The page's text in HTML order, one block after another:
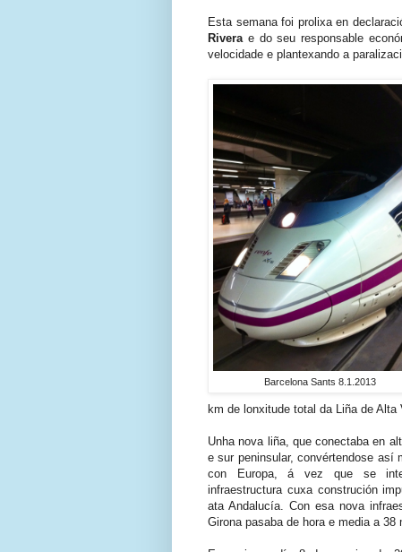
Esta semana foi prolixa en
Rivera e do seu responsable
velocidade e plantexando a
Barcelona Sants 8.1.2013
km de lonxitude total da Liña de Alta
Unha nova liña, que conectaba en
e sur peninsular, convértendose así
con Europa, á vez que se
infraestructura cuxa construción
ata Andalucía. Con esa nova
Girona pasaba de hora e media a 38